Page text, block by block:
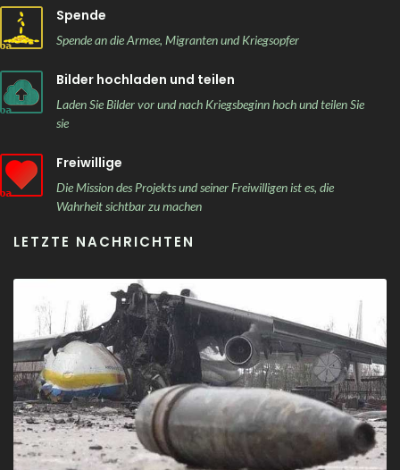
Spende
Spende an die Armee, Migranten und Kriegsopfer
Bilder hochladen und teilen
Laden Sie Bilder vor und nach Kriegsbeginn hoch und teilen Sie
sie
Freiwillige
Die Mission des Projekts und seiner Freiwilligen ist es, die
Wahrheit sichtbar zu machen
LETZTE NACHRICHTEN